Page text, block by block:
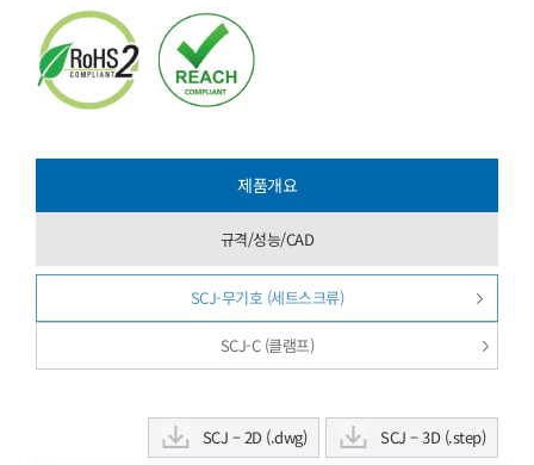
제품개요
규격/성능/CAD
SCJ-무기호 (세트스크류)
SCJ-C (클램프)
SCJ – 2D (.dwg) SCJ – 3D (.step)